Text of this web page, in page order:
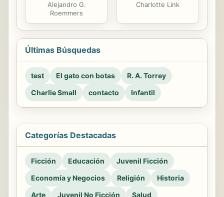
Alejandro G.
Roemmers
Charlotte Link
Últimas Búsquedas
test El gato con botas
R. A. Torrey
Charlie Small
contacto Infantil
Categorías Destacadas
Ficción Educación
Juvenil Ficción
Economía y Negocios
Religión
Historia
Arte
Juvenil No Ficción Salud